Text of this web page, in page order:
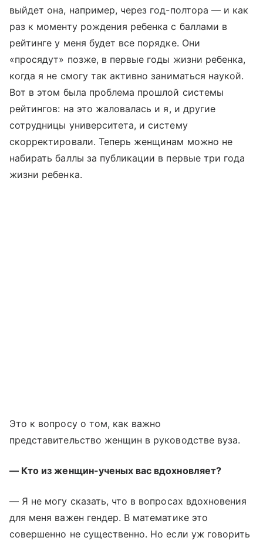
выйдет она, например, через год-полтора — и как
раз к моменту рождения ребенка с баллами в
рейтинге у меня будет все порядке. Они
«просядут» позже, в первые годы жизни ребенка,
когда я не смогу так активно заниматься наукой.
Вот в этом была проблема прошлой системы
рейтингов: на это жаловалась и я, и другие
сотрудницы университета, и систему
скорректировали. Теперь женщинам можно не
набирать баллы за публикации в первые три года
жизни ребенка.
Это к вопросу о том, как важно
представительство женщин в руководстве вуза.
— Кто из женщин-ученых вас вдохновляет?
— Я не могу сказать, что в вопросах вдохновения
для меня важен гендер. В математике это
совершенно не существенно. Но если уж говорить